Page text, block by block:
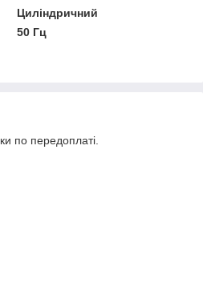
Циліндричний
50 Гц
по передоплаті.